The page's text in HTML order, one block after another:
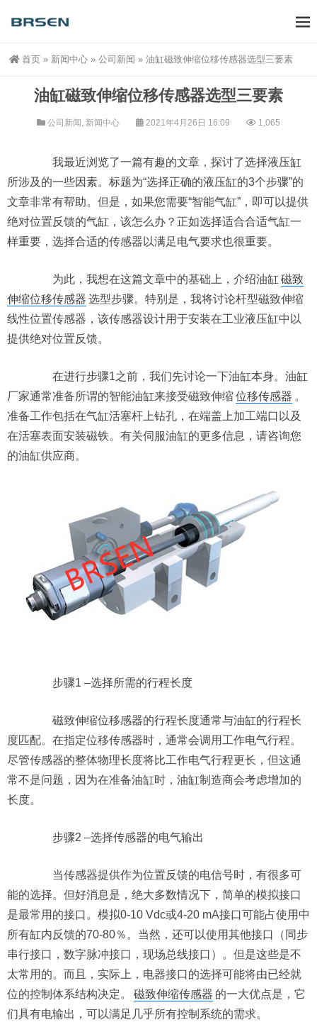
首页 » 新闻中心 » 公司新闻 » 油缸磁致伸缩位移传感器选型三要素
油缸磁致伸缩位移传感器选型三要素
公司新闻 , 新闻中心 2021年4月26日 16:09 1,065
我最近浏览了一篇有趣的文章，探讨了选择液压缸
所涉及的一些因素。标题为“选择正确的液压缸的3个步骤”的
文章非常有帮助。但是，如果您需要“智能气缸”，即可以提供
绝对位置反馈的气缸，该怎么办？正如选择适合合适气缸一
样重要，选择合适的传感器以满足电气要求也很重要。
为此，我想在这篇文章中的基础上，介绍油缸 磁致
伸缩位移传感器 选型步骤。特别是，我将讨论杆型磁致伸缩
线性位置传感器，该传感器设计用于安装在工业液压缸中以
提供绝对位置反馈。
在进行步骤1之前，我们先讨论一下油缸本身。油缸
厂家通常准备所谓的智能油缸来接受磁致伸缩位移传感器 。
准备工作包括在气缸活塞杆上钻孔，在端盖上加工端口以及
在活塞表面安装磁铁。有关伺服油缸的更多信息，请咨询您
的油缸供应商。
步骤1 –选择所需的行程长度
磁致伸缩位移感器的行程长度通常与油缸的行程长
度匹配。在指定位移传感器时，通常会调用工作电气行程。
尽管传感器的整体物理长度将比工作电气行程更长，但这通
常不是问题，因为在准备油缸时，油缸制造商会考虑增加的
长度。
步骤2 –选择传感器的电气输出
当传感器提供作为位置反馈的电信号时，有很多可
能的选择。但好消息是，绝大多数情况下，简单的模拟接口
是最常用的接口。模拟0-10 Vdc或4-20 mA接口可能占使用中
所有缸内反馈的70-80％。当然，还可以使用其他接口（同步
串行接口，数字脉冲接口，现场总线接口）。但是这些是不
太常用的。而且，实际上，电器接口的选择可能将由已经就
位的控制体系结构决定。
磁致伸缩传感器 的一大优点是，它
们具有电输出，可以满足几乎所有控制系统的需求。